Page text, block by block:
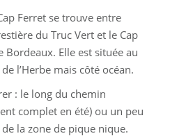
Ferret se trouve entre
du Truc Vert et le Cap
Bordeaux. Elle est située au
l’Herbe mais côté océan.
: le long du chemin
complet en été) ou un peu
la zone de pique nique.